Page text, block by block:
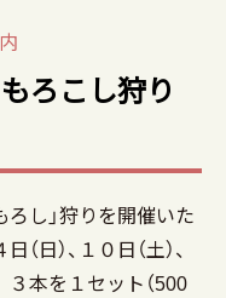
ろこし狩り
し」狩りを開催いた
日）、１０日（土）、
３本を１セット（500